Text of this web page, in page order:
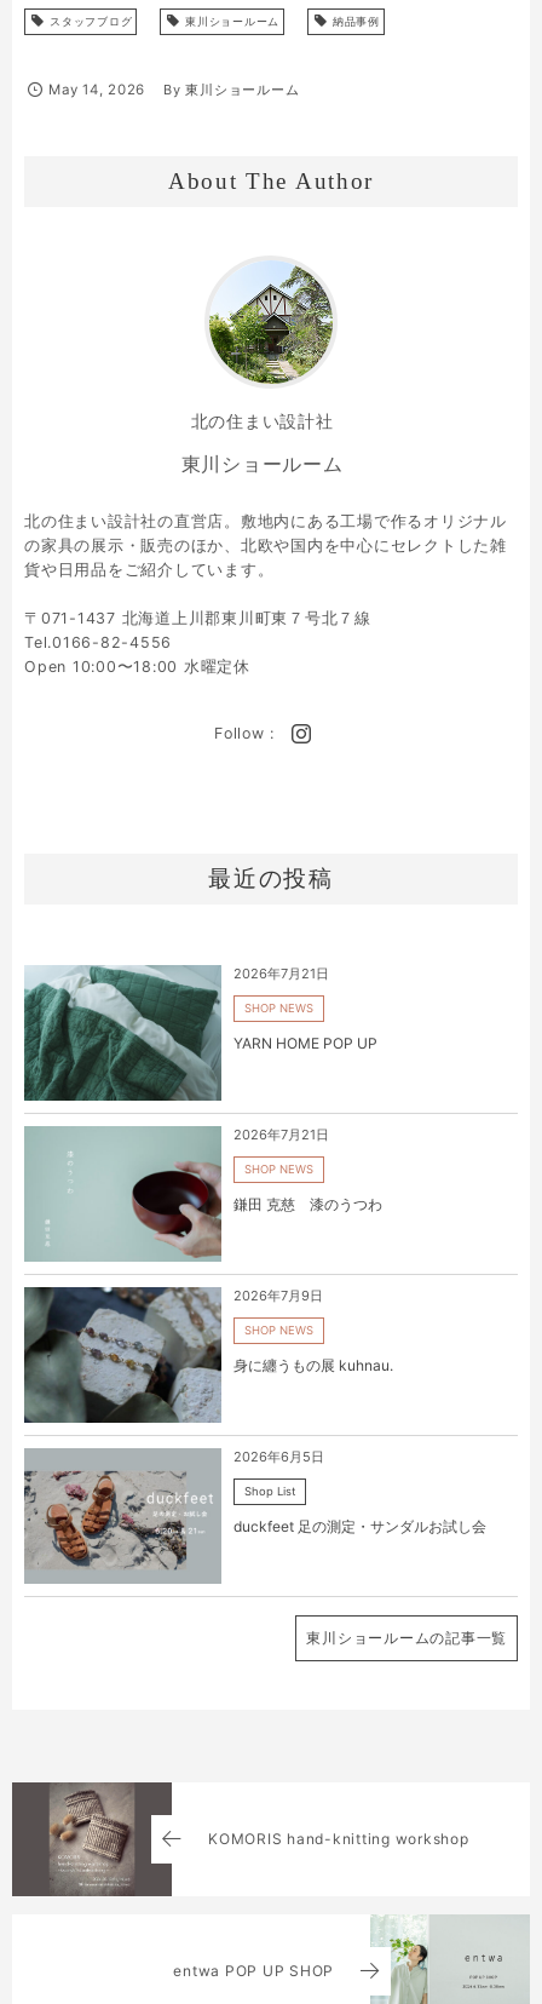
スタッフブログ 東川ショールーム 納品事例
May 14 2026 By東川ショールーム
About The Author
北の住まい設計社
東川ショールーム
北の住まい設計社の直営店。敷地内にある工場で作るオリジナル
の家具の展示・販売のほか、北欧や国内を中心にセレクトした雑
貨や日用品をご紹介しています。
〒071-1437 北海道上川郡東川町東７号北７線
Tel.0166-82-4556
Open 10:00〜18:00 水曜定休
Follow :
最近の投稿
2026年7月21日
SHOP NEWS
YARN HOME POP UP
2026年7月21日
SHOP NEWS
鎌田 克慈 漆のうつわ
2026年7月9日
SHOP NEWS
身に纏うもの展 kuhnau.
2026年6月5日
Shop List
duckfeet 足の測定・サンダルお試し会
東川ショールームの記事一覧
KOMORIS hand-knitting workshop
entwa POP UP SHOP